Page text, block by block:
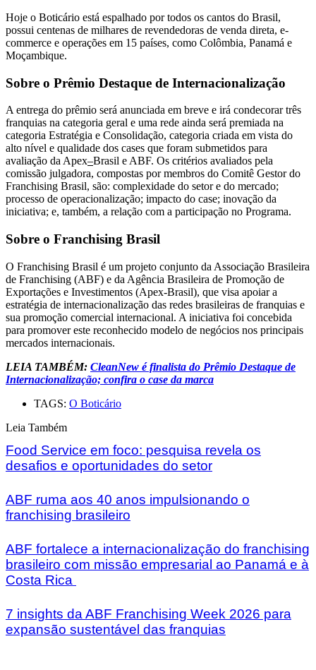
Hoje o Boticário está espalhado por todos os cantos do Brasil,
possui centenas de milhares de revendedoras de venda direta, e-
commerce e operações em 15 países, como Colômbia, Panamá e
Moçambique.
Sobre o Prêmio Destaque de Internacionalização
A entrega do prêmio será anunciada em breve e irá condecorar três
franquias na categoria geral e uma rede ainda será premiada na
categoria Estratégia e Consolidação, categoria criada em vista do
alto nível e qualidade dos cases que foram submetidos para
avaliação da Apex–Brasil e ABF. Os critérios avaliados pela
comissão julgadora, compostas por membros do Comitê Gestor do
Franchising Brasil, são: complexidade do setor e do mercado;
processo de operacionalização; impacto do case; inovação da
iniciativa; e, também, a relação com a participação no Programa.
Sobre o Franchising Brasil
O Franchising Brasil é um projeto conjunto da Associação Brasileira
de Franchising (ABF) e da Agência Brasileira de Promoção de
Exportações e Investimentos (Apex-Brasil), que visa apoiar a
estratégia de internacionalização das redes brasileiras de franquias e
sua promoção comercial internacional. A iniciativa foi concebida
para promover este reconhecido modelo de negócios nos principais
mercados internacionais.
LEIA TAMBÉM: CleanNew é finalista do Prêmio Destaque de
Internacionalização; confira o case da marca
TAGS: O Boticário
Leia Também
Food Service em foco: pesquisa revela os
desafios e oportunidades do setor
ABF ruma aos 40 anos impulsionando o
franchising brasileiro
ABF fortalece a internacionalização do franchising
brasileiro com missão empresarial ao Panamá e à
Costa Rica
7 insights da ABF Franchising Week 2026 para
expansão sustentável das franquias